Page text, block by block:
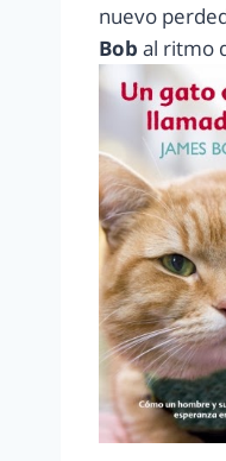
nuevo
Bob al ritmo